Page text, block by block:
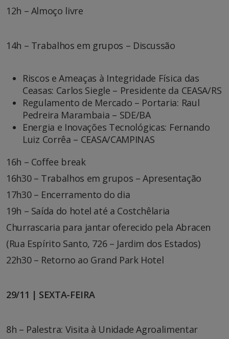
12h – Almoço livre
14h – Trabalhos em grupos – Discussão
Riscos e Ameaças à Integridade Física das
Ceasas: Carlos Siegle – Presidente da CEASA/RS
Regulamento de Mercado – Portaria: Raul
Pedreira Marambaia – SDE/BA
Energia e Inovações Tecnológicas: Fernando
Luiz Corrêa – CEASA/CAMPINAS
16h – Coffee break
16h30 – Trabalhos em grupos – Apresentação
17h30 – Encerramento do dia
19h – Saída do hotel até a Costchêlaria
Churrascaria para jantar oferecido pela Abracen
(Rua Espírito Santo, 726 – Jardim dos Estados)
22h30 – Retorno ao Grand Park Hotel
29/11 | SEXTA-FEIRA
8h – Palestra: Visita à Unidade Agroalimentar